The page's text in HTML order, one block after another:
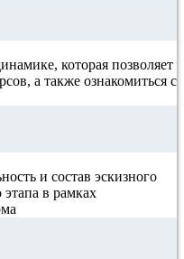
которая позволяет
а также ознакомиться с
и состав эскизного
в рамках